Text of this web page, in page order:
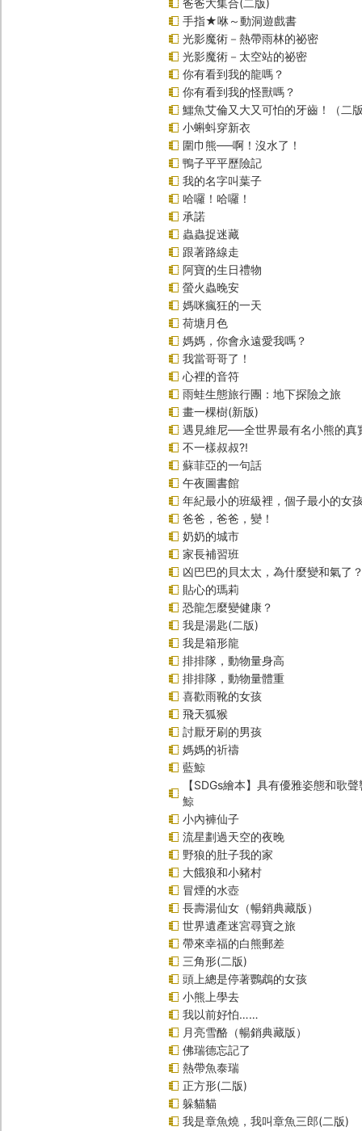
爸爸大集合(二版)
手指★咻～動洞遊戲書
光影魔術－熱帶雨林的祕密
光影魔術－太空站的祕密
你有看到我的龍嗎？
你有看到我的怪獸嗎？
鱷魚艾倫又大又可怕的牙齒！（二
小蝌蚪穿新衣
圍巾熊──啊！沒水了！
鴨子平平歷險記
我的名字叫葉子
哈囉！哈囉！
承諾
蟲蟲捉迷藏
跟著路線走
阿寶的生日禮物
螢火蟲晚安
媽咪瘋狂的一天
荷塘月色
媽媽，你會永遠愛我嗎？
我當哥哥了！
心裡的音符
雨蛙生態旅行團：地下探險之旅
畫一棵樹(新版)
遇見維尼──全世界最有名小熊的真
不一樣叔叔?!
蘇菲亞的一句話
午夜圖書館
年紀最小的班級裡，個子最小的女
爸爸，爸爸，變！
奶奶的城市
家長補習班
凶巴巴的貝太太，為什麼變和氣了
貼心的瑪莉
恐龍怎麼變健康？
我是湯匙(二版)
我是箱形龍
排排隊，動物量身高
排排隊，動物量體重
喜歡雨靴的女孩
飛天狐猴
討厭牙刷的男孩
媽媽的祈禱
藍鯨
【SDGs繪本】具有優雅姿態和歌
鯨
小內褲仙子
流星劃過天空的夜晚
野狼的肚子我的家
大餓狼和小豬村
冒煙的水壺
長壽湯仙女（暢銷典藏版）
世界遺產迷宮尋寶之旅
帶來幸福的白熊郵差
三角形(二版)
頭上總是停著鸚鵡的女孩
小熊上學去
我以前好怕……
月亮雪酪（暢銷典藏版）
佛瑞德忘記了
熱帶魚泰瑞
正方形(二版)
躲貓貓
我是章魚燒，我叫章魚三郎(二版)